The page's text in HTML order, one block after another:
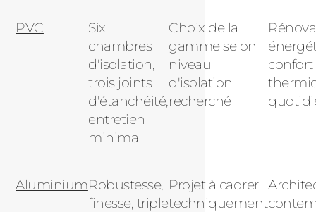
PVC Six
chambres
d'isolation,
trois joints
d'étanchéité,
entretien
minimal
Choix de la
gamme selon
niveau
d'isolation
recherché
confort
AluminiumRobustesse,
finesse, triple
Projet à cadrer
techniquement